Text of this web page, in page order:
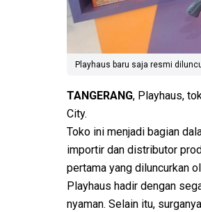
Playhaus baru saja resmi
TANGERANG, Playhaus,
City.
Toko ini menjadi bagian
importir dan distributor
pertama yang diluncurkan
Playhaus hadir dengan
nyaman. Selain itu,